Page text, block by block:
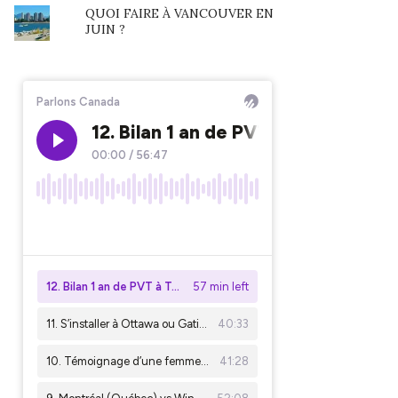
QUOI FAIRE À VANCOUVER EN
JUIN ?